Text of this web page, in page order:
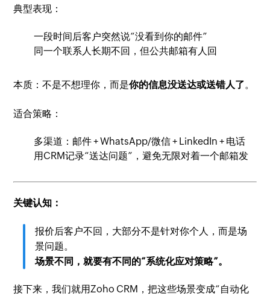
典型表现：
一段时间后客户突然说“没看到你的邮件”
同一个联系人长期不回，但公共邮箱有人回
本质：不是不想理你，而是你的信息没送达或送错人了。
适合策略：
多渠道：邮件 + WhatsApp/微信 + LinkedIn + 电话
用CRM记录“送达问题”，避免无限对着一个邮箱发
关键认知：
报价后客户不回，大部分不是针对你个人，而是场
景问题。
场景不同，就要有不同的“系统化应对策略”。
接下来，我们就用Zoho CRM，把这些场景变成“自动化